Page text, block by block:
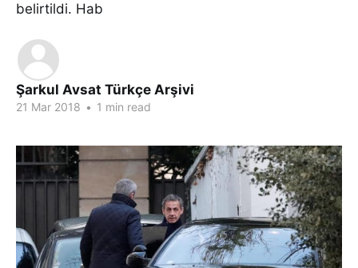
belirtildi. Hab
Şarkul Avsat Türkçe Arşivi
21 Mar 2018 • 1 min read